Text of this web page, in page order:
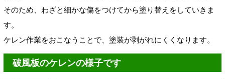
そのため、わざと細かな傷をつけてから塗り替えをしていきま
す。
ケレン作業をおこなうことで、塗装が剥がれにくくなります。
破風板のケレンの様子です